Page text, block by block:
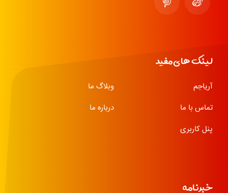
لینک های مفید
آریاجم
وبلاگ ما
تماس با ما
درباره ما
پنل کاربری
خبرنامه